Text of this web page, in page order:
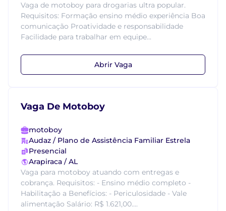
Vaga de motoboy para drogarias ultra popular.
Requisitos: Formação ensino médio experiência Boa
comunicação Proatividade e responsabilidade
Facilidade para trabalhar em equipe...
Abrir Vaga
Vaga De Motoboy
motoboy
Audaz / Plano de Assistência Familiar Estrela
Presencial
Arapiraca / AL
Vaga para motoboy atuando com entregas e
cobrança. Requisitos: - Ensino médio completo -
Habilitação a Benefícios: - Periculosidade - Vale
alimentação Salário: R$ 1.621,00....